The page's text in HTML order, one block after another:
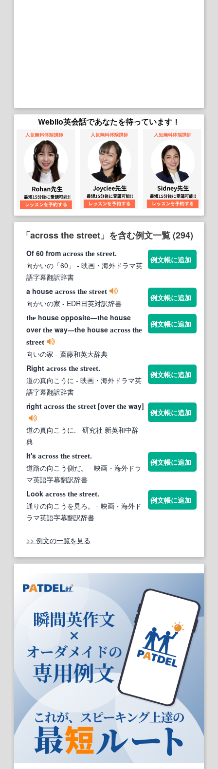
Weblio英会話であなたを待っています！
「across the street」を含む例文一覧 (294)
Of 60 from across the street.
向かいの「60」 - 映画・海外ドラマ英
語字幕翻訳辞書
例文帳に追加
a house across the street
向かいの家 - EDR日英対訳辞書
例文帳に追加
the house opposite―the house
overthe way―the house across the
street
向いの家 - 斎藤和英大辞典
例文帳に追加
Right across the street.
道の真向こうに - 映画・海外ドラマ英
語字幕翻訳辞書
例文帳に追加
right across the street [overthe way]
道の真向こうに. - 研究社 新英和中辞
典
例文帳に追加
It's across the street.
道路の向こう側だ。
- 映画・海外ドラ
マ英語字幕翻訳辞書
例文帳に追加
Look across the street.
通りの向こうを見ろ。
- 映画・海外ド
ラマ英語字幕翻訳辞書
例文帳に追加
>> 例文の一覧を見る